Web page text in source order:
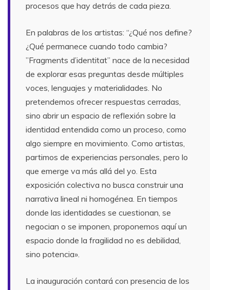
procesos que hay detrás de cada pieza.
En palabras de los artistas: “¿Qué nos define?
¿Qué permanece cuando todo cambia?
”Fragments d’identitat” nace de la necesidad
de explorar esas preguntas desde múltiples
voces, lenguajes y materialidades. No
pretendemos ofrecer respuestas cerradas,
sino abrir un espacio de reflexión sobre la
identidad entendida como un proceso, como
algo siempre en movimiento. Como artistas,
partimos de experiencias personales, pero lo
que emerge va más allá del yo. Esta
exposición colectiva no busca construir una
narrativa lineal ni homogénea. En tiempos
donde las identidades se cuestionan, se
negocian o se imponen, proponemos aquí un
espacio donde la fragilidad no es debilidad,
sino potencia».
La inauguración contará con presencia de los